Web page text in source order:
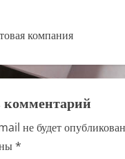
компания
комментарий
не будет
*